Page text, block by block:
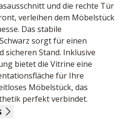
und die rechte Tür
verleihen dem Möbelstück
Das stabile
sorgt für einen
sicheren Stand. Inklusive
bietet die Vitrine eine
für Ihre
Möbelstück, das
perfekt verbindet.